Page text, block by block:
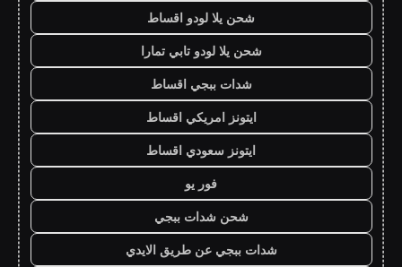
شحن يلا لودو اقساط
شحن يلا لودو تابي تمارا
شدات ببجي اقساط
ايتونز امريكي اقساط
ايتونز سعودي اقساط
فور يو
شحن شدات ببجي
شدات ببجي عن طريق الايدي